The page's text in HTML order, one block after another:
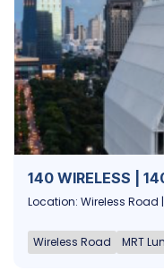
140 WIRELESS |
Location: Wireless Road
Wireless Road MRT